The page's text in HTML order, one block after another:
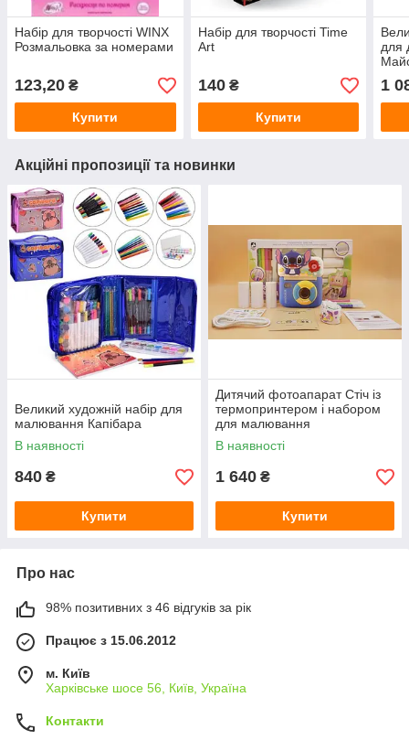
Набір для творчості WINX
Розмальовка за номерами
123,20 ₴
Купити
Набір для творчості Time
Art
140₴
Купити
для
1
Акційні пропозиції та новинки
Великий художній набір для
малювання Капібара
В наявності
840 ₴
Купити
Дитячий фотоапарат Стіч із
термопринтером і набором
для малювання
В наявності
1 640 ₴
Купити
Про нас
98% позитивних з 46 відгуків за рік
Працює з 15.06.2012
м. Київ
Харківське шосе 56, Київ, Україна
Контакти